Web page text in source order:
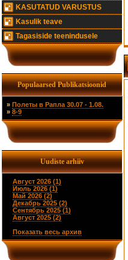
KASUTATUD VARUSTUS
Kasulik teave
Tagasiside teenindusele
Populaarsed Publikatsioonid
» Полеты в Рапла 30.07 - 1.08.
» 8-9
Uudiste arhiiv
Август 2026 (1)
Июль 2026 (1)
Май 2026 (2)
Декабрь 2025 (2)
Сентябрь 2025 (1)
Август 2025 (2)
Показать весь архив